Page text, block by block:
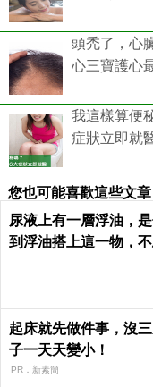
頭禿了，心
心三寶護心
我這樣算便
症狀立即就
您也可能喜歡這些文章
尿液上有一層浮油，
到浮油搭上這一物，
起床就先做件事，沒
子一天天變小！
PR．新素簡